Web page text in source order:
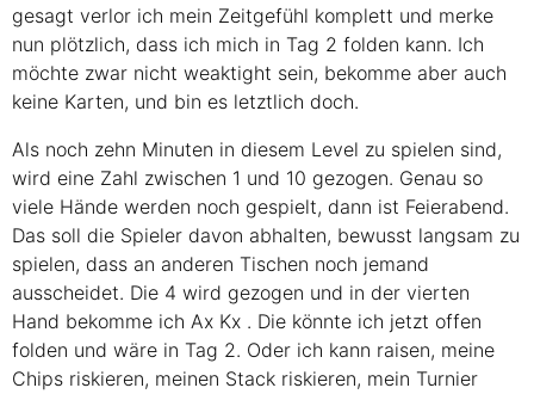
gesagt verlor ich mein Zeitgefühl komplett und merke
nun plötzlich, dass ich mich in Tag 2 folden kann. Ich
möchte zwar nicht weaktight sein, bekomme aber auch
keine Karten, und bin es letztlich doch.
Als noch zehn Minuten in diesem Level zu spielen sind,
wird eine Zahl zwischen 1 und 10 gezogen. Genau so
viele Hände werden noch gespielt, dann ist Feierabend.
Das soll die Spieler davon abhalten, bewusst langsam zu
spielen, dass an anderen Tischen noch jemand
ausscheidet. Die 4 wird gezogen und in der vierten
Hand bekomme ich Ax Kx . Die könnte ich jetzt offen
folden und wäre in Tag 2. Oder ich kann raisen, meine
Chips riskieren, meinen Stack riskieren, mein Turnier